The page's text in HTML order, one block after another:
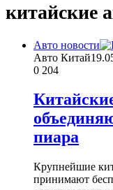
китайские
Авто новости
Авто Китай
0 204
пиара
Крупнейшие
принимают